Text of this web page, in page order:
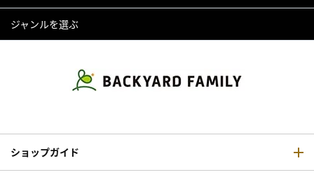
ジャンルを選ぶ
ショップガイド